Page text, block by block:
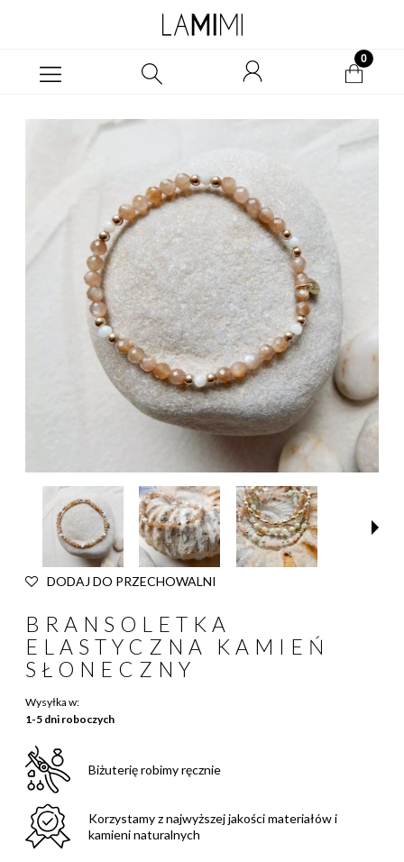
DODAJ DO PRZECHOWALNI
BRANSOLETKA
ELASTYCZNA KAMIEŃ
SŁONECZNY
Wysyłka w:
1-5 dni roboczych
Biżuterię robimy ręcznie
Korzystamy z najwyższej jakości materiałów i
kamieni naturalnych